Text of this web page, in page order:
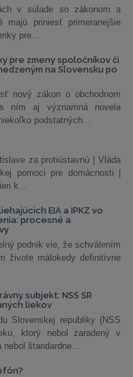
v súlade so zákonom a
majú priniesť primeranejšie
pre...
pre zmeny spoločníkov či
na Slovensku po
nový zákon o obchodnom
ním aj významná novela
podstatných...
za protiústavnú | Vláda
pomoci pre domácnosti |
k...
EIA a IPKZ vo
procesné a
podnik vie, že schválením
živote málokedy definitívne
subjekt: NSS SR
liekov
Slovenskej republiky (NSS
ktorý nebol zaradený v
štandardne...